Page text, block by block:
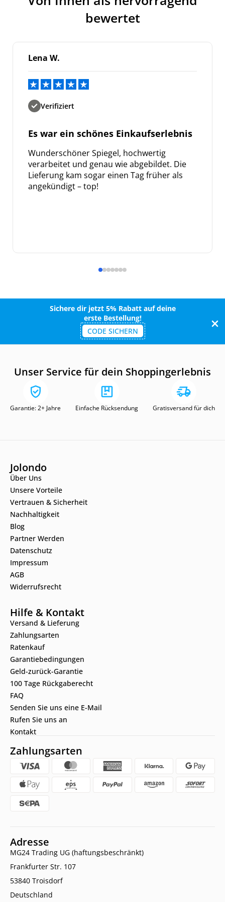
bewertet
Lena W.
Verifiziert
Es war ein schönes Einkaufserlebnis
Wunderschöner Spiegel, hochwertig
verarbeitet und genau wie abgebildet. Die
Lieferung kam sogar einen Tag früher als
angekündigt – top!
Sichere dir jetzt 5% Rabatt auf deine
erste Bestellung!
CODE SICHERN
Unser Service für dein Shoppingerlebnis
Garantie: 2+ Jahre Einfache Rücksendung Gratisversand für dich
Jolondo
Über Uns
Unsere Vorteile
Vertrauen & Sicherheit
Nachhaltigkeit
Blog
Partner Werden
Datenschutz
Impressum
AGB
Widerrufsrecht
Hilfe & Kontakt
Versand & Lieferung
Zahlungsarten
Ratenkauf
Garantiebedingungen
Geld-zurück-Garantie
100 Tage Rückgaberecht
FAQ
Senden Sie uns eine E-Mail
Rufen Sie uns an
Kontakt
Zahlungsarten
Adresse
MG24 Trading UG (haftungsbeschränkt)
Frankfurter Str. 107
53840 Troisdorf
Deutschland